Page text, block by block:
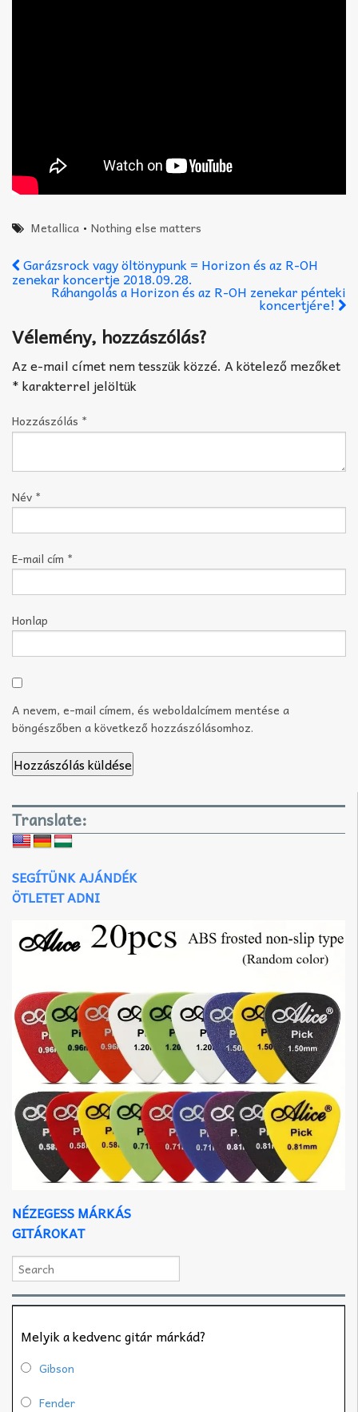
Metallica •Nothing else matters
Garázsrock vagy öltönypunk = Horizon és az R-OH
zenekar koncertje 2018.09.28.
Ráhangolás a Horizon és az R-OH zenekar pénteki
koncertjére!
Vélemény, hozzászólás?
Az e-mail címet nem tesszük közzé. A kötelező mezőket
*karakterrel jelöltük
Hozzászólás *
Név *
E-mail cím *
Honlap
A nevem, e-mail címem, és weboldalcímem mentése a
böngészőben a következő hozzászólásomhoz.
Translate:
SEGÍTÜNK AJÁNDÉK
ÖTLETET ADNI
NÉZEGESS MÁRKÁS
GITÁROKAT
Melyik a kedvenc gitár márkád?
Gibson
Fender